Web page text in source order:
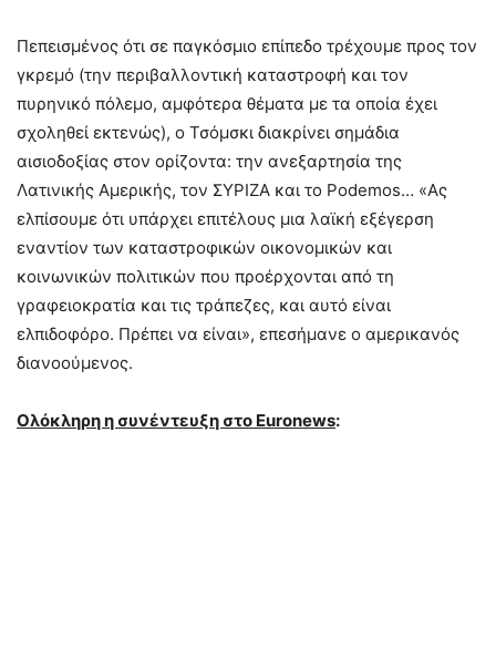
Πεπεισμένος ότι σε παγκόσμιο επίπεδο τρέχουμε προς τον
γκρεμό (την περιβαλλοντική καταστροφή και τον
πυρηνικό πόλεμο, αμφότερα θέματα με τα οποία έχει
σχοληθεί εκτενώς), ο Τσόμσκι διακρίνει σημάδια
αισιοδοξίας στον ορίζοντα: την ανεξαρτησία της
Λατινικής Αμερικής, τον ΣΥΡΙΖΑ και το Podemos… «Ας
ελπίσουμε ότι υπάρχει επιτέλους μια λαϊκή εξέγερση
εναντίον των καταστροφικών οικονομικών και
κοινωνικών πολιτικών που προέρχονται από τη
γραφειοκρατία και τις τράπεζες, και αυτό είναι
ελπιδοφόρο. Πρέπει να είναι», επεσήμανε ο αμερικανός
διανοούμενος.
Ολόκληρη η συνέντευξη στο Euronews: